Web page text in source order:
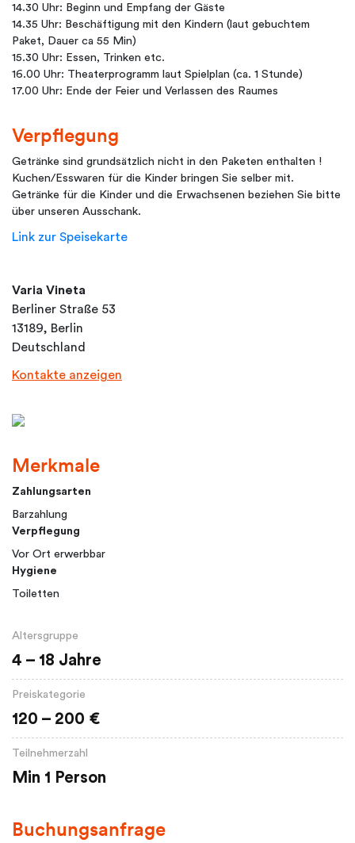
14.30 Uhr: Beginn und Empfang der Gäste
14.35 Uhr: Beschäftigung mit den Kindern (laut gebuchtem
Paket, Dauer ca 55 Min)
15.30 Uhr: Essen, Trinken etc.
16.00 Uhr: Theaterprogramm laut Spielplan (ca. 1 Stunde)
17.00 Uhr: Ende der Feier und Verlassen des Raumes
Verpflegung
Getränke sind grundsätzlich nicht in den Paketen enthalten !
Kuchen/Esswaren für die Kinder bringen Sie selber mit.
Getränke für die Kinder und die Erwachsenen beziehen Sie bitte
über unseren Ausschank.
Link zur Speisekarte
Varia Vineta
Berliner Straße 53
13189, Berlin
Deutschland
Kontakte anzeigen
Merkmale
Zahlungsarten
Barzahlung
Verpflegung
Vor Ort erwerbbar
Hygiene
Toiletten
Altersgruppe
4 – 18 Jahre
Preiskategorie
120 – 200 €
Teilnehmerzahl
Min 1 Person
Buchungsanfrage